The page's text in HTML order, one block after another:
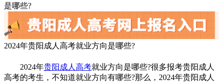
是哪些?
2024年贵阳成人高考就业方向是哪些?
2024年贵阳成人高考就业方向是哪些?很多报考贵阳成人
高考的考生，不知道就业方向有哪些?那么，2024年贵阳成人